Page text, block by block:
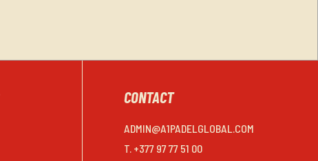
CONTACT
ADMIN@A1PADELGLOBAL.COM
T. +377 97 77 51 00